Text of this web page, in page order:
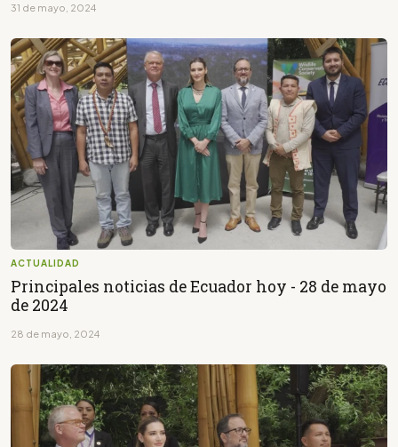
31 de mayo, 2024
ACTUALIDAD
Principales noticias de Ecuador hoy - 28 de mayo
de 2024
28 de mayo, 2024